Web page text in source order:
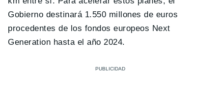
Gobierno destinará 1.550 millones de euros
procedentes de los fondos europeos Next
Generation hasta el año 2024.